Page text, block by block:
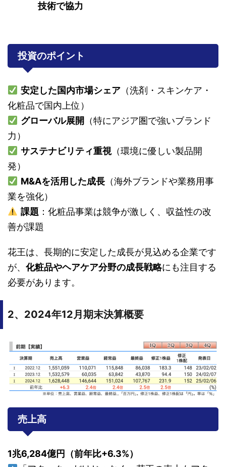
技術で協力
投資のポイント
安定した国内市場シェア（洗剤・スキンケア・
化粧品で国内上位）
グローバル展開 （特にアジア圏で強いブランド
力）
サステナビリティ重視（環境に優しい製品開
発）
M&Aを活用した成長（海外ブランドや業務用事
業を強化）
課題 ：化粧品事業は競争が激しく、収益性の改
善が課題
花王は、長期的に安定した成長が見込める企業です
が、 化粧品やヘアケア分野の成長戦略にも注目する
必要があります。
2、2024年12月期末決算概要
売上高
1兆6,284億円（前年比+6.3%）